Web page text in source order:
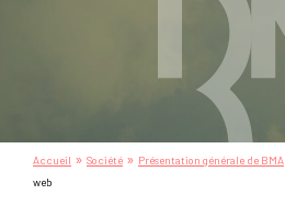
Accueil » Société » Présentation générale de BMA
web